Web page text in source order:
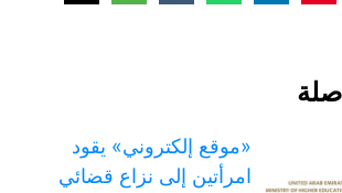
«موقع إلكتروني» يقود
امرأتين إلى نزاع قضائي